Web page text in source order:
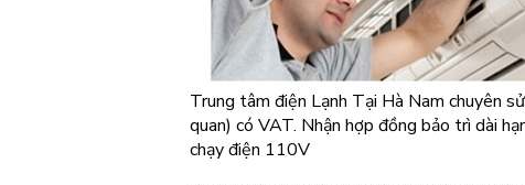
Trung tâm điện Lạnh Tại Hà Nam chuyên
quan) có VAT. Nhận hợp đồng bảo trì dài
chạy điện 110V